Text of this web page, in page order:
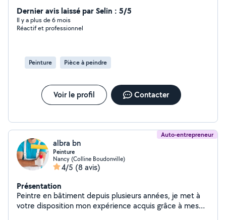
Dernier avis laissé par Selin : 5/5
Il y a plus de 6 mois
Réactif et professionnel
Peinture Pièce à peindre
Voir le profil Contacter
Auto-entrepreneur
albra bn
Peinture
Nancy (Colline Boudonville)
4/5 (8 avis)
Présentation
Peintre en bâtiment depuis plusieurs années, je met à
votre disposition mon expérience acquis grâce à mes